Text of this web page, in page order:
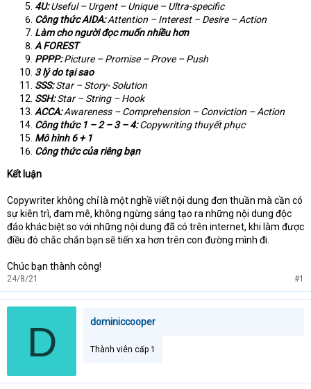
4U:Useful – Urgent – Unique – Ultra-specific
Công thức AIDA:Attention – Interest – Desire – Action
Làm cho người đọc muốn nhiều hơn
A FOREST
PPPP:Picture – Promise – Prove – Push
3 lý do tại sao
SSS:Star – Story- Solution
SSH:Star – String – Hook
ACCA:Awareness – Comprehension – Conviction – Action
Công thức 1 – 2 – 3 – 4:Copywriting thuyết phục
Mô hình 6 + 1
Công thức của riêng bạn
Kết luận
Copywriter không chỉ là một nghề viết nội dung đơn thuần mà cần có
sự kiên trì, đam mê, không ngừng sáng tạo ra những nội dung độc
đáo khác biệt so với những nội dung đã có trên internet, khi làm được
điều đó chắc chắn bạn sẽ tiến xa hơn trên con đường mình đi.
Chúc bạn thành công!
24/8/21 #1
D dominiccooper
Thành viên cấp 1